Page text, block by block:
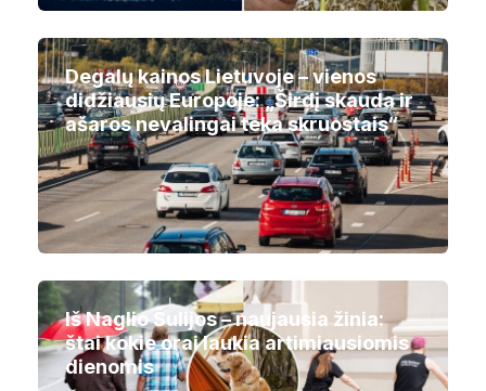
Degalų kainos Lietuvoje – vienos
didžiausių Europoje: „Širdį skauda ir
ašaros nevalingai teka skruostais“
Iš Naglio Šulijos – naujausia žinia:
štai kokie orai laukia artimiausiomis
dienomis